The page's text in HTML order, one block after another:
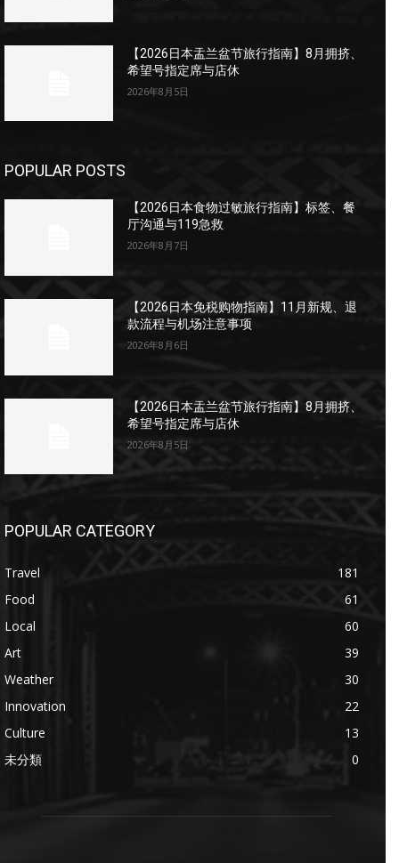
【2026日本盂兰盆节旅行指南】8月拥挤、
希望号指定席与店休
2026年8月5日
POPULAR POSTS
【2026日本食物过敏旅行指南】标签、餐
厅沟通与119急救
2026年8月7日
【2026日本免税购物指南】11月新规、退
款流程与机场注意事项
2026年8月6日
【2026日本盂兰盆节旅行指南】8月拥挤、
希望号指定席与店休
2026年8月5日
POPULAR CATEGORY
Travel
181
Food
61
Local
60
Art
39
Weather
30
Innovation
22
Culture
13
未分類
0